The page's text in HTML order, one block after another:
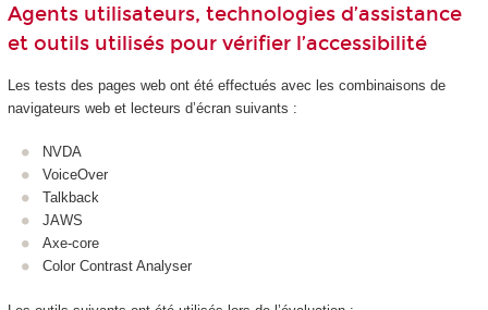
Agents utilisateurs, technologies d’assistance
et outils utilisés pour vérifier l’accessibilité
Les tests des pages web ont été effectués avec les combinaisons de
navigateurs web et lecteurs d’écran suivants :
NVDA
VoiceOver
Talkback
JAWS
Axe-core
Color Contrast Analyser